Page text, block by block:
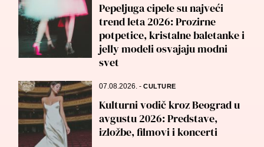
Pepeljuga cipele su najveći
trend leta 2026: Prozirne
potpetice, kristalne baletanke i
jelly modeli osvajaju modni
svet
07.08.2026.-CULTURE
Kulturni vodič kroz Beograd u
avgustu 2026: Predstave,
izložbe, filmovi i koncerti